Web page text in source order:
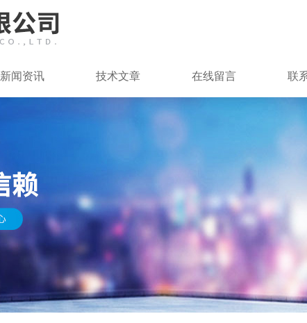
新闻资讯 技术文章 在线留言 联